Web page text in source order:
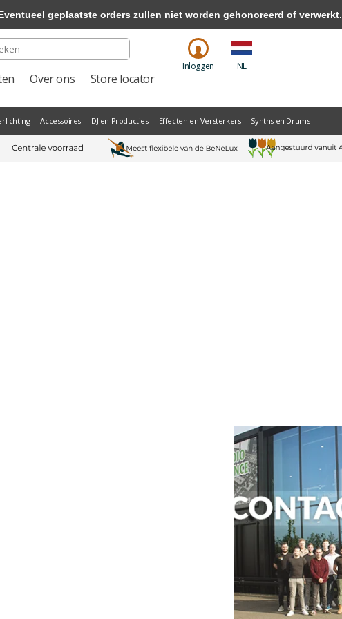
Over ons Store locator
Inloggen NL
Accessoires DJ en Producties Effecten en Versterkers Synths en Drums
geplaatste orders zullen niet worden gehonoreerd of verwerkt.